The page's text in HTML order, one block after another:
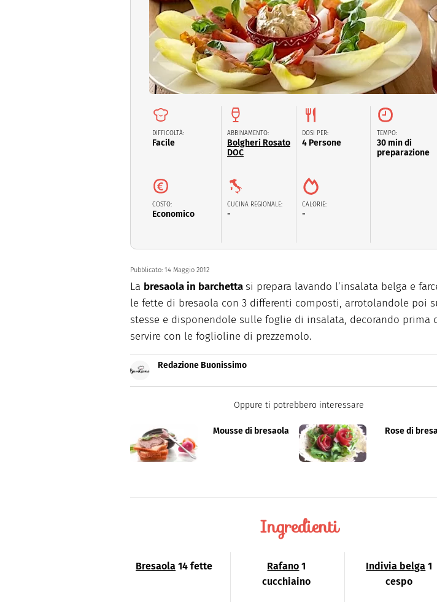
Dolci Pasqua
San Valentino
DIFFICOLTÀ:
Facile
ABBINAMENTO:
Bolgheri Rosato
DOC
COSTO:
Economico
CUCINA REGIONALE:
-
DOSI PER:
4 Persone
CALORIE:
-
TEMPO:
30 min di
preparazione
Pubblicato: 14 Maggio 2012
La bresaola in barchettasi prepara lavando l’insalata belga e
le fette di bresaola con 3 differenti composti, arrotolandole poi
stesse e disponendole sulle foglie di insalata, decorando prima
servire con le foglioline di prezzemolo.
Redazione Buonissimo
Buonissimo è il magazine di cucina di Italiaonline nel quale trovi idee
facili e spiegate passo passo.
Oppure ti potrebbero interessare
Mousse di bresaola Rose di
Ingredienti
Bresaola 14 fette Rafano 1
cucchiaino
Indivia belga 1
cespo